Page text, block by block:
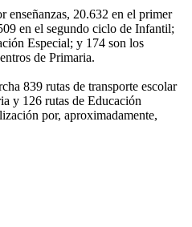
enseñanzas, 20.632 en el primer
en el segundo ciclo de Infantil;
Especial; y 174 son los
de Primaria.
839 rutas de transporte escolar
y 126 rutas de Educación
por, aproximadamente,